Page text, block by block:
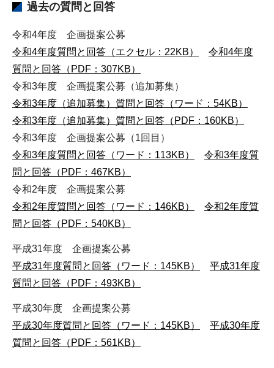
過去の質問と回答
令和4年度 企画提案公募
令和4年度質問と回答（エクセル：22KB）
令和4年度
質問と回答（PDF：307KB）
令和3年度 企画提案公募（追加募集）
令和3年度（追加募集）質問と回答（ワード：54KB）
令和3年度（追加募集）質問と回答（PDF：160KB）
令和3年度 企画提案公募（1回目）
令和3年度質問と回答（ワード：113KB）
令和3年度質
問と回答（PDF：467KB）
令和2年度 企画提案公募
令和2年度質問と回答（ワード：146KB）
令和2年度質
問と回答（PDF：540KB）
平成31年度 企画提案公募
平成31年度質問と回答（ワード：145KB）
平成31年度
質問と回答（PDF：493KB）
平成30年度 企画提案公募
平成30年度質問と回答（ワード：145KB）
平成30年度
質問と回答（PDF：561KB）